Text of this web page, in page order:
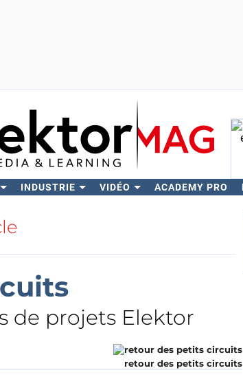
INDUSTRIE VIDÉO ACADEMY PRO
de projets Elektor
retour des petits circuits